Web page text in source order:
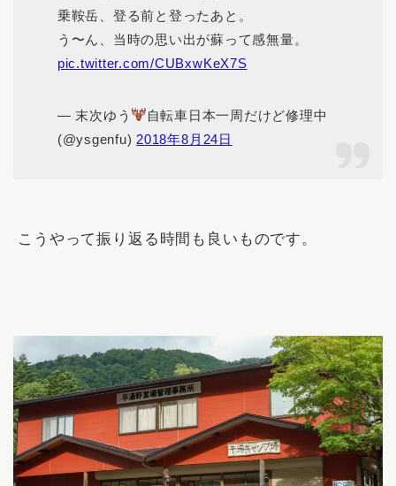
乗鞍岳、登る前と登ったあと。
う〜ん、当時の思い出が蘇って感無量。
pic.twitter.com/CUBxwKeX7S
— 末次ゆう
自転車日本一周だけど修理中
(@ysgenfu) 2018年8月24日
こうやって振り返る時間も良いものです。